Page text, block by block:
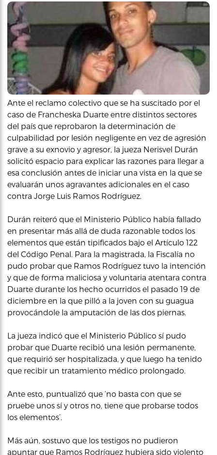
Ante el reclamo colectivo que se ha suscitado por el
caso de Francheska Duarte entre distintos sectores
del país que reprobaron la determinación de
culpabilidad por lesión negligente en vez de agresión
grave a su exnovio y agresor, la jueza Nerisvel Durán
solicitó espacio para explicar las razones para llegar a
esa conclusión antes de iniciar una vista en la que se
evaluarán unos agravantes adicionales en el caso
contra Jorge Luis Ramos Rodríguez.
Durán reiteró que el Ministerio Público había fallado
en presentar más allá de duda razonable todos los
elementos que están tipificados bajo el Artículo 122
del Código Penal. Para la magistrada, la Fiscalía no
pudo probar que Ramos Rodríguez tuvo la intención
y que de forma maliciosa y voluntaria atentara contra
Duarte durante los hecho ocurridos el pasado 19 de
diciembre en la que pilló a la joven con su guagua
provocándole la amputación de las dos piernas.
La jueza indicó que el Ministerio Público sí pudo
probar que Duarte recibió una lesión permanente,
que requirió ser hospitalizada, y que luego ha tenido
que recibir un tratamiento médico prolongado.
Ante esto, puntualizó que ‘no basta con que se
pruebe unos sí y otros no, tiene que probarse todos
los elementos’.
Más aún, sostuvo que los testigos no pudieron
apuntar que Ramos Rodríguez hubiera sido violento